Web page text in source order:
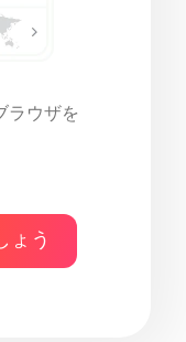
ラウザを
ょう